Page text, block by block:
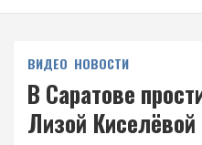
ВИДЕО НОВОСТИ
В Саратове
Лизой